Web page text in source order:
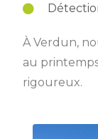
À Verdun,
au
rigoureux.